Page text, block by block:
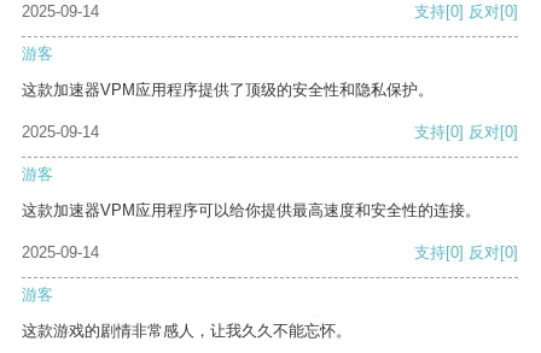
2025-09-14
支持[0] 反对[0]
游客
这款加速器VPM应用程序提供了顶级的安全性和隐私保护。
2025-09-14 支持[0] 反对[0]
游客
这款加速器VPM应用程序可以给你提供最高速度和安全性的连接。
2025-09-14 支持[0] 反对[0]
游客
这款游戏的剧情非常感人，让我久久不能忘怀。